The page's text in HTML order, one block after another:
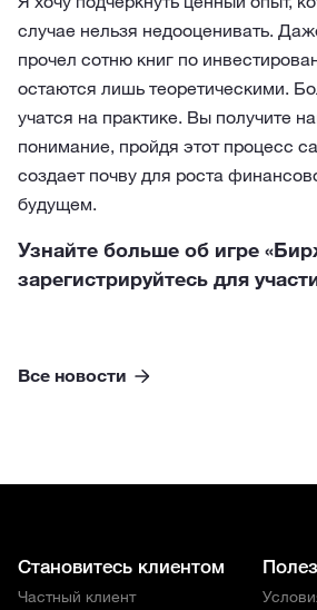
случае нельзя недооценивать.
прочел сотню книг по
остаются лишь теоретическими.
учатся на практике. Вы получите
понимание, пройдя этот процесс
создает почву для роста
будущем.
Узнайте больше об игре
зарегистрируйтесь для
Все новости
Становитесь клиентом
Частный клиент